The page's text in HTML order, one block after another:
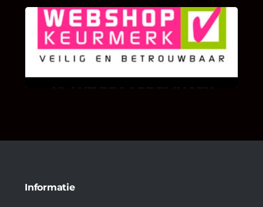
KLANT BEOORDELINGEN
We zijn er zeer op gesteld om te weten wat u
als klant van ons en onze diensten vindt.
Informatie